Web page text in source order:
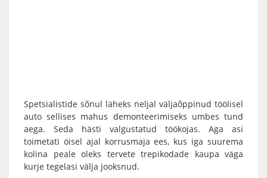
Spetsialistide sõnul läheks neljal väljaõppinud töölisel
auto sellises mahus demonteerimiseks umbes tund
aega. Seda hästi valgustatud töökojas. Aga asi
toimetati öisel ajal korrusmaja ees, kus iga suurema
kolina peale oleks tervete trepikodade kaupa väga
kurje tegelasi välja jooksnud.